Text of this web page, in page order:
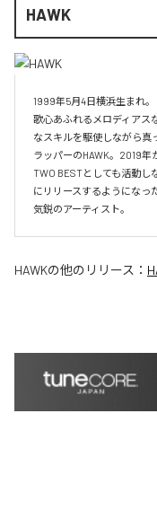
HAWK
1999年5月4日横浜生まれ。
歌心あふれるメロディアス
なスキルを駆使しながら真
ラッパーのHAWK。2019年
TWO BESTとしても活動
にリリースするようになっ
気鋭のアーティスト。
HAWKの他のリリース：